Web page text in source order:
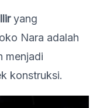
yang
Nara adalah
menjadi
konstruksi.